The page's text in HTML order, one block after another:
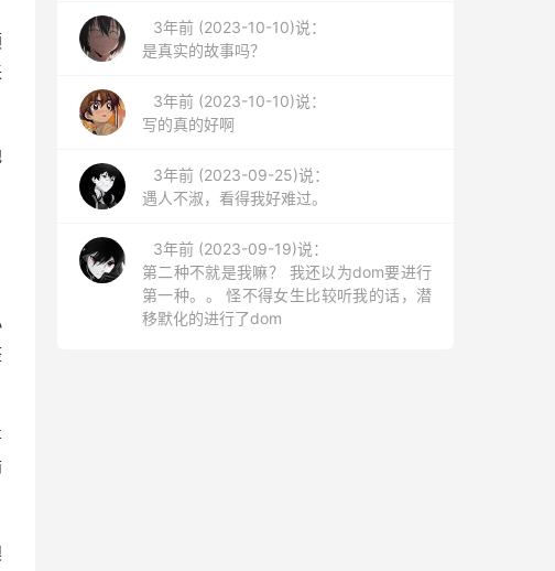
3年前 (2023-10-10)说：
是真实的故事吗？
3年前 (2023-10-10)说：
写的真的好啊
3年前 (2023-09-25)说：
遇人不淑，看得我好难过。
3年前 (2023-09-19)说：
第二种不就是我嘛？ 我还以为dom要进行
第一种。。 怪不得女生比较听我的话，潜
移默化的进行了dom